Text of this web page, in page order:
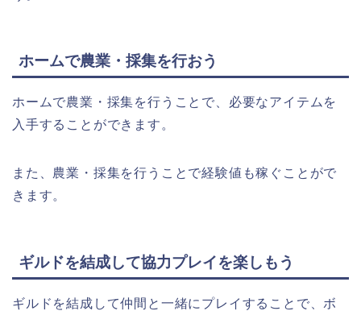
ホームで農業・採集を行おう
ホームで農業・採集を行うことで、必要なアイテムを
入手することができます。
また、農業・採集を行うことで経験値も稼ぐことがで
きます。
ギルドを結成して協力プレイを楽しもう
ギルドを結成して仲間と一緒にプレイすることで、ボ